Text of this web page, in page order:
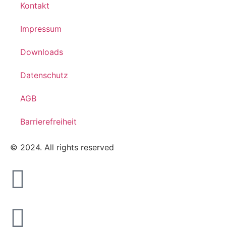
Kontakt
Impressum
Downloads
Datenschutz
AGB
Barrierefreiheit
© 2024. All rights reserved